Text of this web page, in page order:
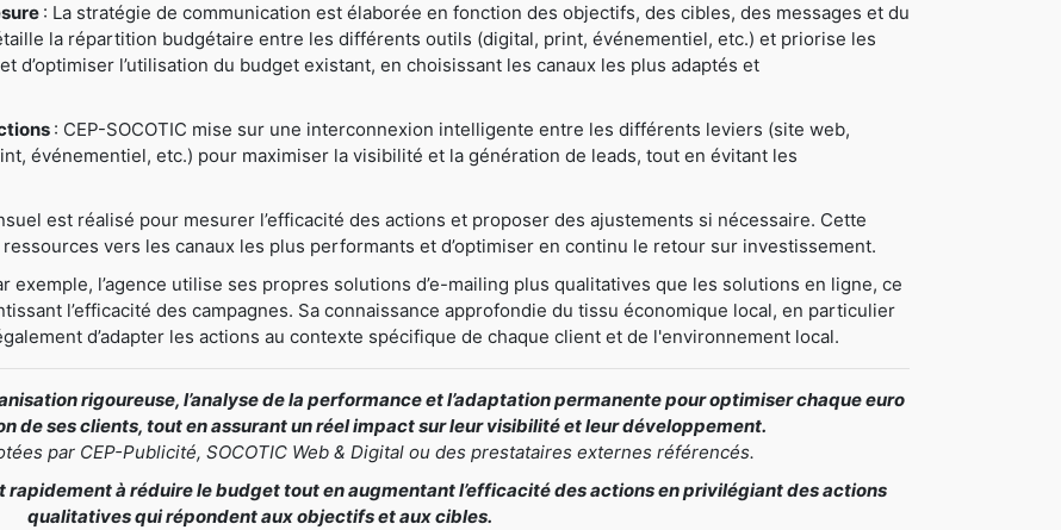
: La stratégie de communication est élaborée en fonction des objectifs, des cibles, des messages et du
la répartition budgétaire entre les différents outils (digital, print, événementiel, etc.) et priorise les
d’optimiser l’utilisation du budget existant, en choisissant les canaux les plus adaptés et
: CEP-SOCOTIC mise sur une interconnexion intelligente entre les différents leviers (site web,
événementiel, etc.) pour maximiser la visibilité et la génération de leads, tout en évitant les
est réalisé pour mesurer l’efficacité des actions et proposer des ajustements si nécessaire. Cette
vers les canaux les plus performants et d’optimiser en continu le retour sur investissement.
exemple, l’agence utilise ses propres solutions d’e-mailing plus qualitatives que les solutions en ligne, ce
l’efficacité des campagnes. Sa connaissance approfondie du tissu économique local, en particulier
d’adapter les actions au contexte spécifique de chaque client et de l'environnement local.
rigoureuse, l’analyse de la performance et l’adaptation permanente pour optimiser chaque euro
de ses clients, tout en assurant un réel impact sur leur visibilité et leur développement.
par CEP-Publicité, SOCOTIC Web & Digital ou des prestataires externes référencés.
rapidement à réduire le budget tout en augmentant l’efficacité des actions en privilégiant des actions
qualitatives qui répondent aux objectifs et aux cibles.